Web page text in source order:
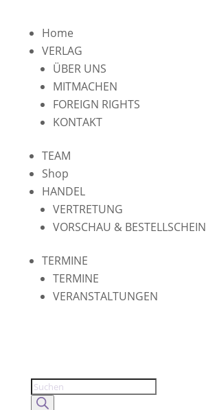
Home
VERLAG
ÜBER UNS
MITMACHEN
FOREIGN RIGHTS
KONTAKT
TEAM
Shop
HANDEL
VERTRETUNG
VORSCHAU & BESTELLSCHEIN
TERMINE
TERMINE
VERANSTALTUNGEN
Products
search